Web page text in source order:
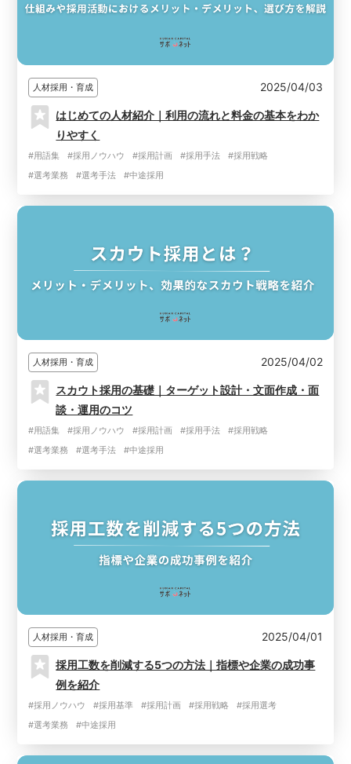
人材採用・育成 2025/04/03
はじめての人材紹介｜利用の流れと料金の基本をわか
りやすく
#用語集 #採用ノウハウ #採用計画 #採用手法
#採用戦略
#選考業務
#選考手法 #中途採用
人材採用・育成 2025/04/02
スカウト採用の基礎｜ターゲット設計・文面作成・面
談・運用のコツ
#用語集 #採用ノウハウ #採用計画 #採用手法
#採用戦略
#選考業務
#選考手法 #中途採用
人材採用・育成 2025/04/01
採用工数を削減する5つの方法｜指標や企業の成功事
例を紹介
#採用ノウハウ #採用基準 #採用計画 #採用戦略
#採用選考
#選考業務
#中途採用